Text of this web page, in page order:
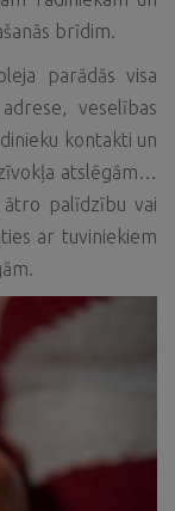
brīdim.
parādās visa
veselības
kontakti un
atslēgām…
ātro palīdzību vai
ar tuviniekiem